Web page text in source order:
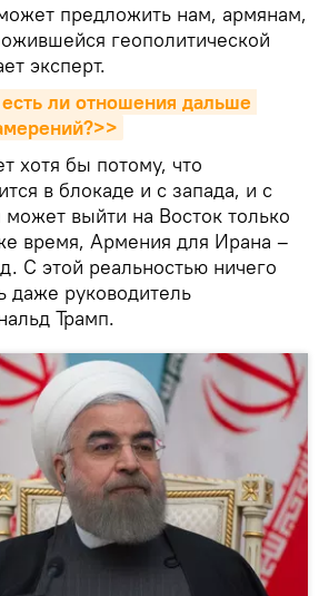
предложить нам, армянам,
геополитической
эксперт.
ли отношения дальше
хотя бы потому, что
в блокаде и с запада, и с
выйти на Восток только
время, Армения для Ирана –
С этой реальностью ничего
даже руководитель
Трамп.